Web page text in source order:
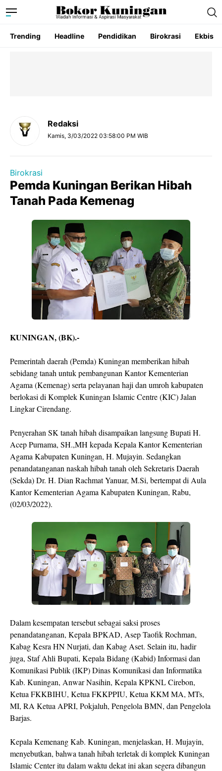
Trending Headline Pendidikan Birokrasi Ekbis
Redaksi
Kamis, 3/03/2022 03:58:00 PM WIB
Birokrasi
Pemda Kuningan Berikan Hibah
Tanah Pada Kemenag
KUNINGAN, (BK).-
Pemerintah daerah (Pemda) Kuningan memberikan hibah
sebidang tanah untuk pembangunan Kantor Kementerian
Agama (Kemenag) serta pelayanan haji dan umroh kabupaten
berlokasi di Komplek Kuningan Islamic Centre (KIC) Jalan
Lingkar Cirendang.
Penyerahan SK tanah hibah disampaikan langsung Bupati H.
Acep Purnama, SH.,MH kepada Kepala Kantor Kementerian
Agama Kabupaten Kuningan, H. Mujayin. Sedangkan
penandatanganan naskah hibah tanah oleh Sekretaris Daerah
(Sekda) Dr. H. Dian Rachmat Yanuar, M.Si, bertempat di Aula
Kantor Kementerian Agama Kabupaten Kuningan, Rabu,
(02/03/2022).
Dalam kesempatan tersebut sebagai saksi proses
penandatanganan, Kepala BPKAD, Asep Taofik Rochman,
Kabag Kesra HN Nurjati, dan Kabag Aset. Selain itu, hadir
juga, Staf Ahli Bupati, Kepala Bidang (Kabid) Informasi dan
Komunikasi Publik (IKP) Dinas Komunikasi dan Informatika
Kab. Kuningan, Anwar Nasihin, Kepala KPKNL Cirebon,
Ketua FKKBIHU, Ketua FKKPPIU, Ketua KKM MA, MTs,
MI, RA Ketua APRI, Pokjaluh, Pengelola BMN, dan Pengelola
Barjas.
Kepala Kemenang Kab. Kuningan, menjelaskan, H. Mujayin,
menyebutkan, bahwa tanah hibah terletak di komplek Kuningan
Islamic Center itu dalam waktu dekat ini akan segera dibangun